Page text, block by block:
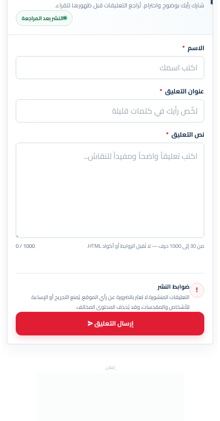
شارك رأيك بوضوح واحترام. تُراجع التعليقات قبل ظهورها للقراء.
النشر بعد المراجعة
اترك هذا الحقل فارغاً
الاسم *
عنوان التعليق *
نص التعليق *
من 30 إلى 1000 حرف — لا تُقبل الروابط أو أكواد HTML. 0 / 1000
! ضوابط النشر
التعليقات المنشورة لا تعبّر بالضرورة عن رأي الموقع. يُمنع التجريح أو الإساءة
للأشخاص والمقدسات، وقد يُحذف المحتوى المخالف.
إرسال التعليق
إعلان